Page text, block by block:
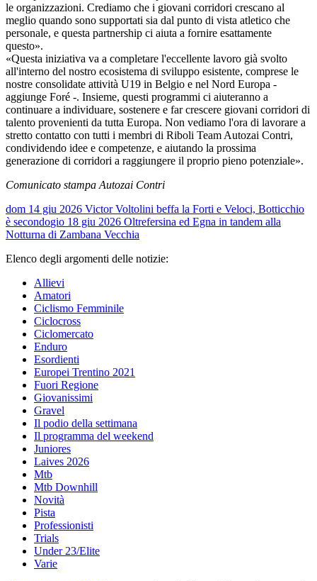
le organizzazioni. Crediamo che i giovani corridori crescano al
meglio quando sono supportati sia dal punto di vista atletico che
personale, e questa partnership ci aiuta a fornire esattamente
questo».
«Questa iniziativa va a completare l'eccellente lavoro già svolto
all'interno del nostro ecosistema di sviluppo esistente, comprese le
nostre consolidate attività U19 in Belgio e nel Nord Europa -
aggiunge Foré -. Insieme, questi programmi ci aiuteranno a
continuare a individuare, sostenere e far crescere giovani corridori di
talento provenienti da tutta Europa. Non vediamo l'ora di lavorare a
stretto contatto con tutti i membri di Riboli Team Autozai Contri,
condividendo idee e competenze, e aiutando la prossima
generazione di corridori a raggiungere il proprio pieno potenziale».
Comunicato stampa Autozai Contri
dom 14 giu 2026 Victor Voltolini beffa la Forti e Veloci, Botticchio
è secondogio 18 giu 2026 Oltrefersina ed Egna in tandem alla
Notturna di Zambana Vecchia
Elenco degli argomenti delle notizie:
Allievi
Amatori
Ciclismo Femminile
Ciclocross
Ciclomercato
Enduro
Esordienti
Europei Trentino 2021
Fuori Regione
Giovanissimi
Gravel
Il podio della settimana
Il programma del weekend
Juniores
Laives 2026
Mtb
Mtb Downhill
Novità
Pista
Professionisti
Trials
Under 23/Elite
Varie